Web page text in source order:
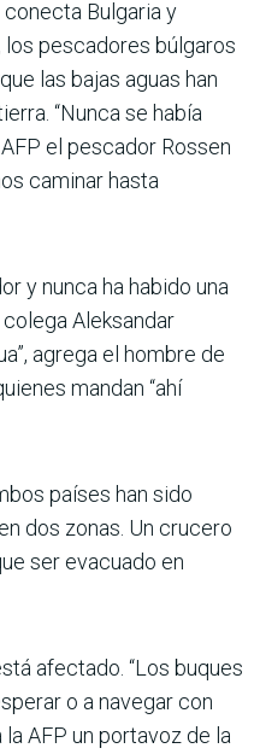
conecta Bulgaria y
los pescadores búlgaros
las bajas aguas han
“Nunca se había
el pescador Rossen
caminar hasta
y nunca ha habido una
Aleksandar
agrega el hombre de
mandan “ahí
países han sido
dos zonas. Un crucero
ser evacuado en
afectado. “Los buques
o a navegar con
AFP un portavoz de la